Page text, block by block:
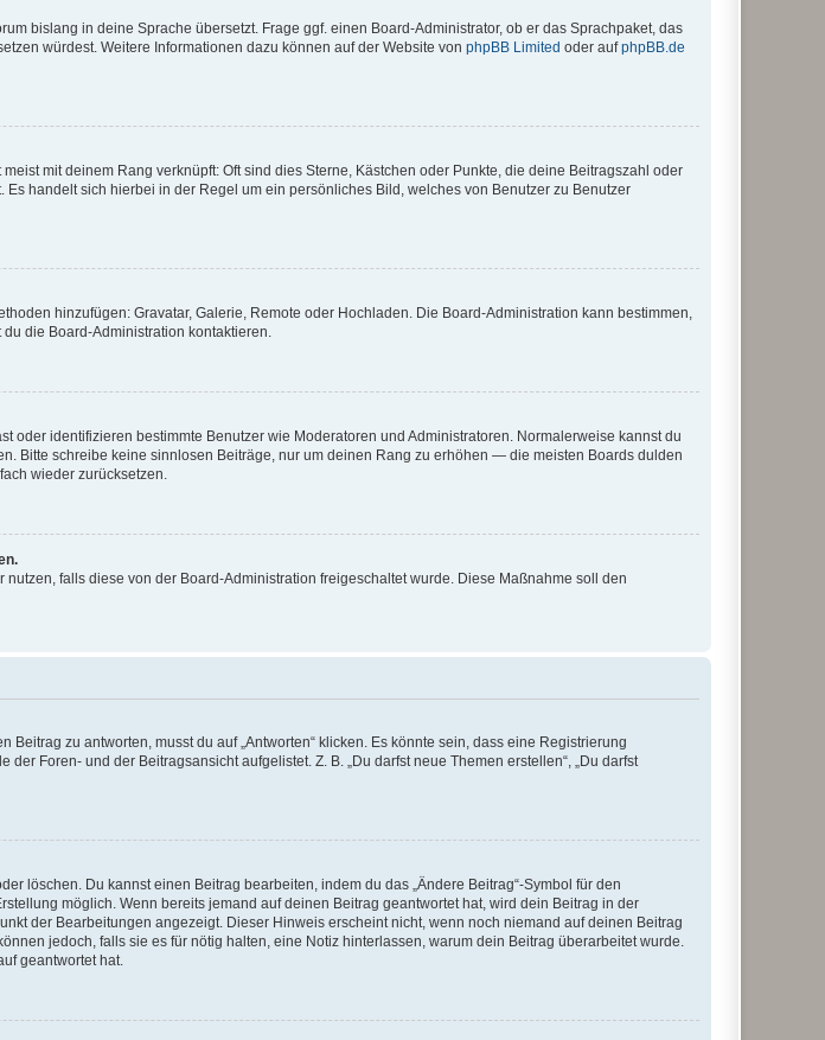
bislang in deine Sprache übersetzt. Frage ggf. einen Board-Administrator, ob er das Sprachpaket, das
würdest. Weitere Informationen dazu können auf der Website von phpBB Limited oder aufphpBB.de
mit deinem Rang verknüpft: Oft sind dies Sterne, Kästchen oder Punkte, die deine Beitragszahl oder
handelt sich hierbei in der Regel um ein persönliches Bild, welches von Benutzer zu Benutzer
hinzufügen: Gravatar, Galerie, Remote oder Hochladen. Die Board-Administration kann bestimmen,
die Board-Administration kontaktieren.
identifizieren bestimmte Benutzer wie Moderatoren und Administratoren. Normalerweise kannst du
Bitte schreibe keine sinnlosen Beiträge, nur um deinen Rang zu erhöhen — die meisten Boards dulden
wieder zurücksetzen.
falls diese von der Board-Administration freigeschaltet wurde. Diese Maßnahme soll den
zu antworten, musst du auf „Antworten“ klicken. Es könnte sein, dass eine Registrierung
Foren- und der Beitragsansicht aufgelistet. Z. B. „Du darfst neue Themen erstellen“, „Du darfst
löschen. Du kannst einen Beitrag bearbeiten, indem du das „Ändere Beitrag“-Symbol für den
möglich. Wenn bereits jemand auf deinen Beitrag geantwortet hat, wird dein Beitrag in der
der Bearbeitungen angezeigt. Dieser Hinweis erscheint nicht, wenn noch niemand auf deinen Beitrag
jedoch, falls sie es für nötig halten, eine Notiz hinterlassen, warum dein Beitrag überarbeitet wurde.
geantwortet hat.